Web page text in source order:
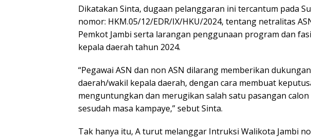
Dikatakan Sinta, dugaan pelanggaran ini tercantum pada
nomor: HKM.05/12/EDR/IX/HKU/2024, tentang netralitas
Pemkot Jambi serta larangan penggunaan program dan
kepala daerah tahun 2024.
“Pegawai ASN dan non ASN dilarang memberikan
daerah/wakil kepala daerah, dengan cara membuat
menguntungkan dan merugikan salah satu pasangan calon
sesudah masa kampaye,” sebut Sinta.
Tak hanya itu, A turut melanggar Intruksi Walikota Jambi